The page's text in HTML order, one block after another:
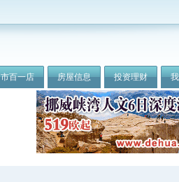
市百一店 房屋信息 投资理财